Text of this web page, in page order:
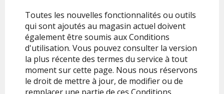
Toutes les nouvelles fonctionnalités ou outils
qui sont ajoutés au magasin actuel doivent
également être soumis aux Conditions
d'utilisation. Vous pouvez consulter la version
la plus récente des termes du service à tout
moment sur cette page. Nous nous réservons
le droit de mettre à jour, de modifier ou de